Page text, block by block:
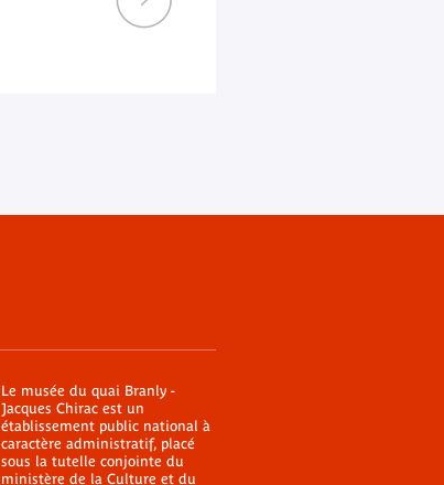
Le musée du quai Branly -
Jacques Chirac est un
établissement public national à
caractère administratif, placé
sous la tutelle conjointe du
ministère de la Culture et du